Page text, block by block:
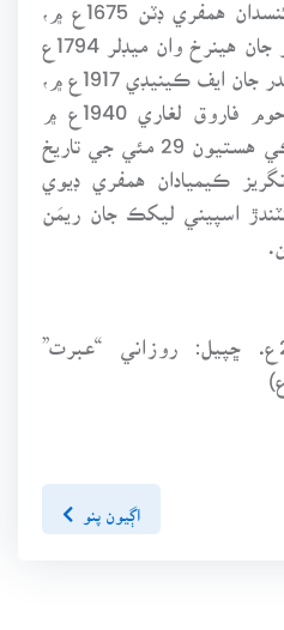
شامل آهن.... جڏهن ته جيڪي هستيون 29 مئي جي تاريخ
ڪيميادان همفري ڊيوي
کٽندڙ اسپيني ليکڪ جان ريمَن
(سرجيل: 29 مئي 2011ع. ڇپيل: روزاني “عبرت”
اڳيون پنو